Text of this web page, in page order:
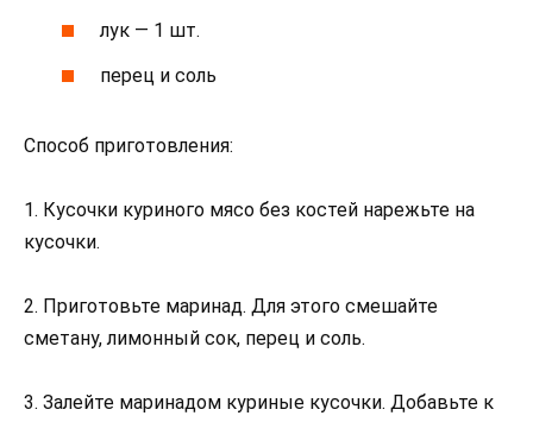
лук — 1 шт.
перец и соль
Способ приготовления:
1. Кусочки куриного мясо без костей нарежьте на
кусочки.
2. Приготовьте маринад. Для этого смешайте
сметану, лимонный сок, перец и соль.
3. Залейте маринадом куриные кусочки. Добавьте к